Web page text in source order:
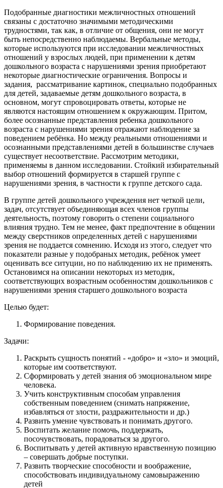
Подобранные диагностики межличностных отношений
связаны с достаточно значимыми методическими
трудностями, так как, в отличие от общения, они не могут
быть непосредственно наблюдаемы. Вербальные методы,
которые используются при исследовании межличностных
отношений у взрослых людей, при применении к детям
дошкольного возраста с нарушениями зрения приобретают
некоторые диагностические ограничения. Вопросы и
задания, рассматривание картинок, специально подобранных
для детей, задаваемые детям дошкольного возраста, в
основном, могут спровоцировать ответы, которые не
являются настоящим отношением к окружающим. Притом,
более осознанные представления ребенка дошкольного
возраста с нарушениями зрения отражают наблюдение за
поведением ребёнка. Но между реальными отношениями и
осознанными представлениями детей в большинстве случаев
существует несоответствие. Рассмотрим методики,
применяемы в данном исследовании. Стойкий избирательный
выбор отношений формируется в старшей группе с
нарушениями зрения, в частности к группе детского сада.
В группе детей дошкольного учреждения нет четкой цели,
задач, отсутствует объединяющая всех членов группы
деятельность, поэтому говорить о степени социального
влияния трудно. Тем не менее, факт предпочтение в общении
между сверстников определенных детей с нарушениями
зрения не поддается сомнению. Исходя из этого, следует что
показатели разные у подобраных методик, ребёнок умеет
оценивать все ситуции, но по наблюдению их не применять.
Остановимся на описании некоторых из методик,
соответствующих возрастным особенностям дошкольников с
нарушениями зрения старшего дошкольного возраста
Целью будет:
Формирование поведения.
Задачи:
Раскрыть сущность понятий - «добро» и «зло» и эмоций,
которые им соответствуют.
Сформировать у детей знания об эмоциональном мире
человека.
Учить конструктивным способам управления
собственным поведением (снимать напряжение,
избавляться от злости, раздражительности и др.)
Развить умение чувствовать и понимать другого.
Воспитать желание помочь, поддержать,
посочувствовать, порадоваться за другого.
Воспитывать у детей активную нравственную позицию
– совершать добрые поступки.
Развить творческие способности и воображение,
способствовать индивидуальному самовыражению
детей